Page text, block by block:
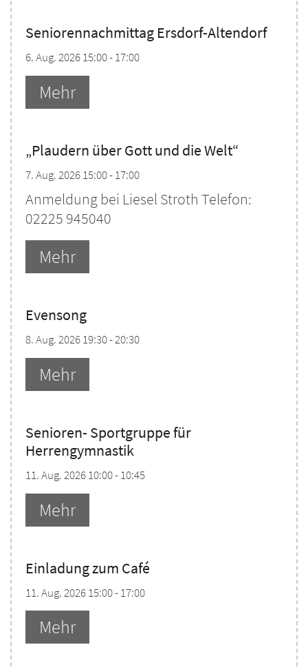
Seniorennachmittag Ersdorf-Altendorf
6. Aug. 2026 15:00 - 17:00
Mehr
„Plaudern über Gott und die Welt“
7. Aug. 2026 15:00 - 17:00
Anmeldung bei Liesel Stroth Telefon:
02225 945040
Mehr
Evensong
8. Aug. 2026 19:30 - 20:30
Mehr
Senioren- Sportgruppe für
Herrengymnastik
11. Aug. 2026 10:00 - 10:45
Mehr
Einladung zum Café
11. Aug. 2026 15:00 - 17:00
Mehr